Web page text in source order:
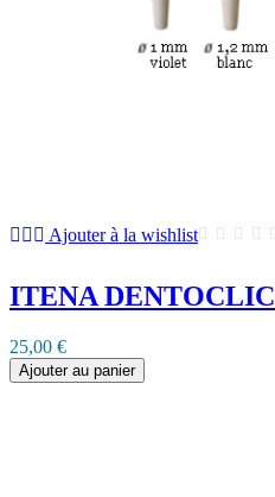
Ajouter à la wishlist
ITENA DENTOCLIC
25,00 €
Ajouter au panier